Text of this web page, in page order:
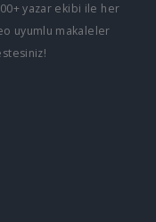
yazar ekibi ile her
uyumlu makaleler